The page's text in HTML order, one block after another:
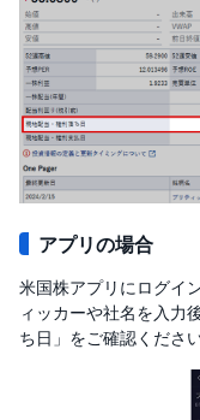
アプリの場合
米国株アプリにログイ
ィッカーや社名を入力
ち日」をご確認ください